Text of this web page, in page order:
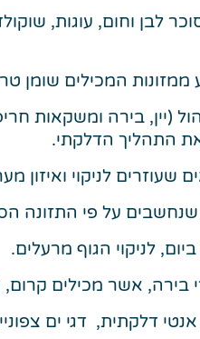
לבן וחום, עוגות,
המכילים שומן
(יין, בירה ומשקאות
התהליך הדלקתי.
שעוזרים לניקוי
שנחשבים על פי התזונה
בירה, אשר מכילים
3, בעלי השפעה אנטי